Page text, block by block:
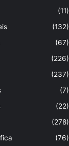
(11)
(132)
(67)
(226)
(237)
(7)
(22)
(278)
(76)